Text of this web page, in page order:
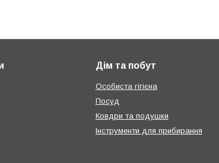
Дім та побут
Особиста гігієна
Посуд
Ковдри та подушки
Інструменти для прибирання